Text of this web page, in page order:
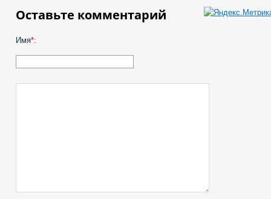
Оставьте комментарий
Имя*: